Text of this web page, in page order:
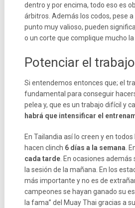
dentro y por encima, todo eso es
árbitros. Además los codos, pese
punto muy valioso, pueden
o un corte que complique mucho la
Potenciar el
Si entendemos entonces que; el
fundamental para conseguir
pelea y, que es un trabajo difícil y
habrá que intensificar el
En Tailandia así lo creen y en
hacen clinch 6 días a la semana .
cada tarde. En ocasiones además
la sesión de la mañana. En los
más importante y no es de
campeones se hayan ganado su
la fama” del Muay Thai gracias a